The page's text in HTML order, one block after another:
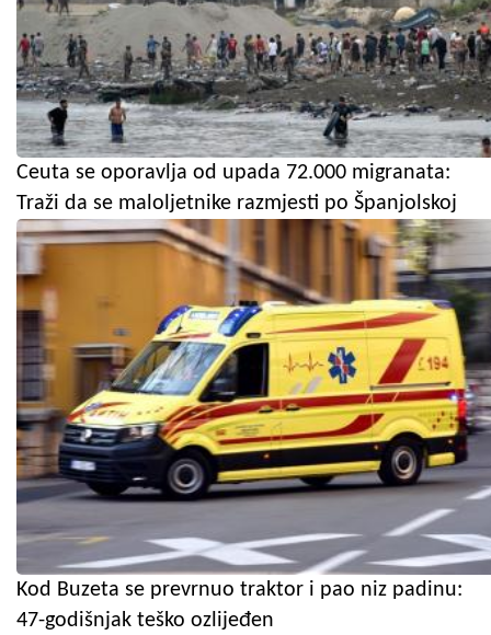
Ceuta se oporavlja od upada 72.000 migranata:
Traži da se maloljetnike razmjesti po Španjolskoj
Kod Buzeta se prevrnuo traktor i pao niz padinu:
47-godišnjak teško ozlijeđen